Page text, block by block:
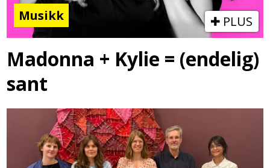
Musikk PLUS
Madonna + Kylie = (endelig)
sant